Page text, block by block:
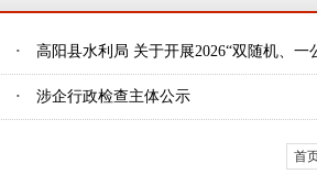
· 高阳县水利局 关于开展2026“双随机、
· 涉企行政检查主体公示
首